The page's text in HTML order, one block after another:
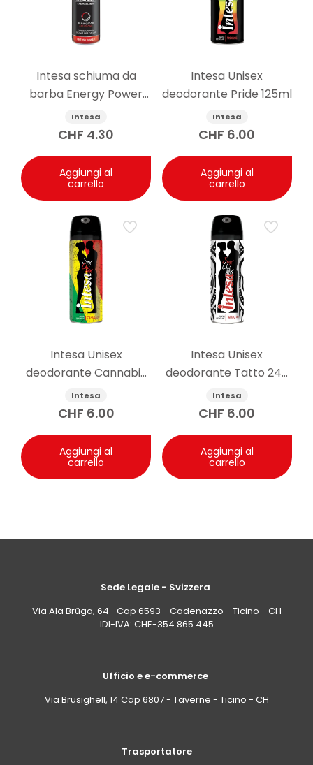
Intesa schiuma da
barba Energy Power
300ml
Intesa
CHF 4.30
Aggiungi al
carrello
Intesa Unisex
deodorante Pride 125ml
Intesa
CHF 6.00
Aggiungi al
carrello
Intesa Unisex
deodorante Cannabis
125ml
Intesa
CHF 6.00
Aggiungi al
carrello
Intesa Unisex
deodorante Tatto 24h
125ml
Intesa
CHF 6.00
Aggiungi al
carrello
Sede Legale - Svizzera
Via Ala Brüga, 64 Cap 6593 - Cadenazzo - Ticino - CH
IDI-IVA: CHE-354.865.445
Ufficio e e-commerce
Via Brüsighell, 14 Cap 6807 - Taverne - Ticino - CH
Trasportatore